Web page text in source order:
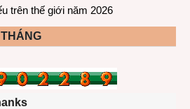
trên thế giới năm 2026